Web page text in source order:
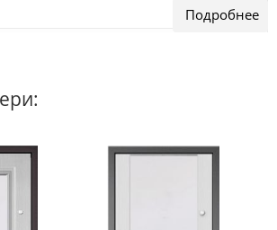
на полотне